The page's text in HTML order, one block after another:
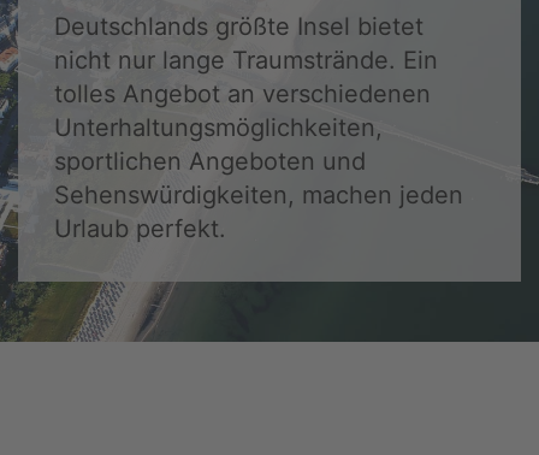
Deutschlands größte Insel bietet
nicht nur lange Traumstrände. Ein
tolles Angebot an verschiedenen
Unterhaltungsmöglichkeiten,
sportlichen Angeboten und
Sehenswürdigkeiten, machen jeden
Urlaub perfekt.